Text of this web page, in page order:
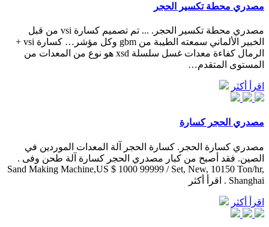
مصدري محطة تكسير الحجر
مصدري محطة تكسير الحجر. ... تم تصميم كسارة vsi من قبل
الخبير الألماني سمعته الطيبة من gbm وكل مؤشر… كسارة vsi +
الرمال كفاءة معدات غسل سلسلة xsd هو نوع من المعدات من
المستوى المتقدم…
اقرأ أكثر
مصدري الحجر كسارة
مصدري كسارة الحجر. كسارة الحجر آلة المعدات الموردين في
الصين. فقد أصبح من كبار مصدري الحجر كسارة آلة طحن وفى .
Sand Making Machine,US $ 1000 99999 / Set, New, 10150 Ton/hr,
Shanghai . اقرأ أكثر
اقرأ أكثر